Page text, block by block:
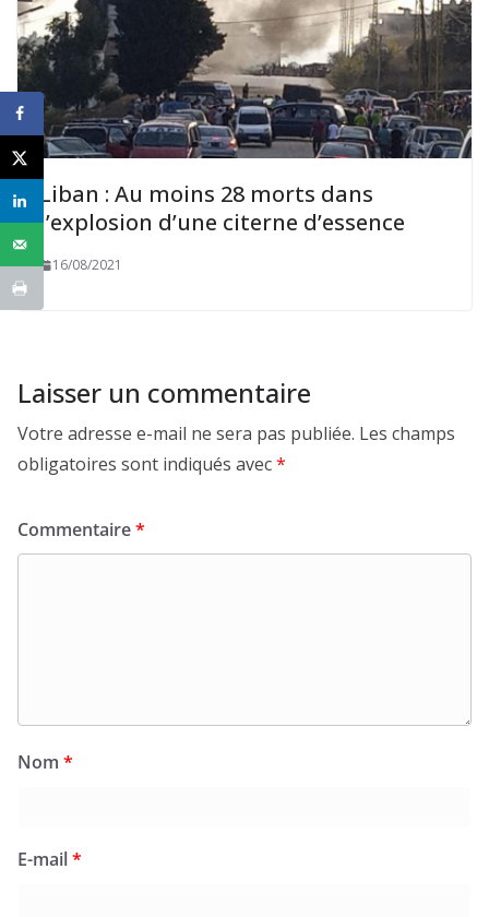
Liban : Au moins 28 morts dans
l’explosion d’une citerne d’essence
16/08/2021
Laisser un commentaire
Votre adresse e-mail ne sera pas publiée. Les champs
obligatoires sont indiqués avec*
Commentaire*
Nom *
E-mail*